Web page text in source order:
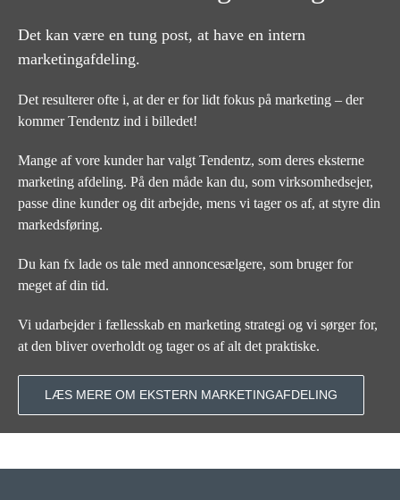
Det kan være en tung post, at have en intern
marketingafdeling.
Det resulterer ofte i, at der er for lidt fokus på marketing – der
kommer Tendentz ind i billedet!
Mange af vore kunder har valgt Tendentz, som deres eksterne
marketing afdeling. På den måde kan du, som virksomhedsejer,
passe dine kunder og dit arbejde, mens vi tager os af, at styre din
markedsføring.
Du kan fx lade os tale med annoncesælgere, som bruger for
meget af din tid.
Vi udarbejder i fællesskab en marketing strategi og vi sørger for,
at den bliver overholdt og tager os af alt det praktiske.
LÆS MERE OM EKSTERN MARKETINGAFDELING